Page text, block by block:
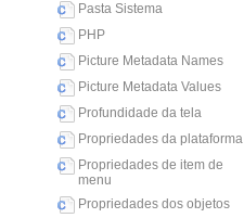
Pasta Sistema
PHP
Picture Metadata Names
Picture Metadata Values
Profundidade da tela
Propriedades da plataforma
Propriedades de item de
menu
Propriedades dos objetos